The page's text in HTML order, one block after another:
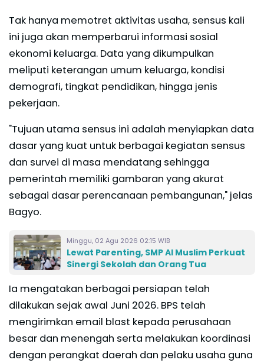
Tak hanya memotret aktivitas usaha, sensus kali
ini juga akan memperbarui informasi sosial
ekonomi keluarga. Data yang dikumpulkan
meliputi keterangan umum keluarga, kondisi
demografi, tingkat pendidikan, hingga jenis
pekerjaan.
"Tujuan utama sensus ini adalah menyiapkan data
dasar yang kuat untuk berbagai kegiatan sensus
dan survei di masa mendatang sehingga
pemerintah memiliki gambaran yang akurat
sebagai dasar perencanaan pembangunan," jelas
Bagyo.
Minggu, 02 Agu 2026 02:15 WIB
Lewat Parenting, SMP Al Muslim Perkuat
Sinergi Sekolah dan Orang Tua
Ia mengatakan berbagai persiapan telah
dilakukan sejak awal Juni 2026. BPS telah
mengirimkan email blast kepada perusahaan
besar dan menengah serta melakukan koordinasi
dengan perangkat daerah dan pelaku usaha guna